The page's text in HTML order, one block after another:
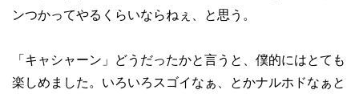
ンつかってやるくらいならねぇ、と思う。
「キャシャーン」どうだったかと言うと、僕的にはとても
楽しめました。いろいろスゴイなぁ、とかナルホドなぁと